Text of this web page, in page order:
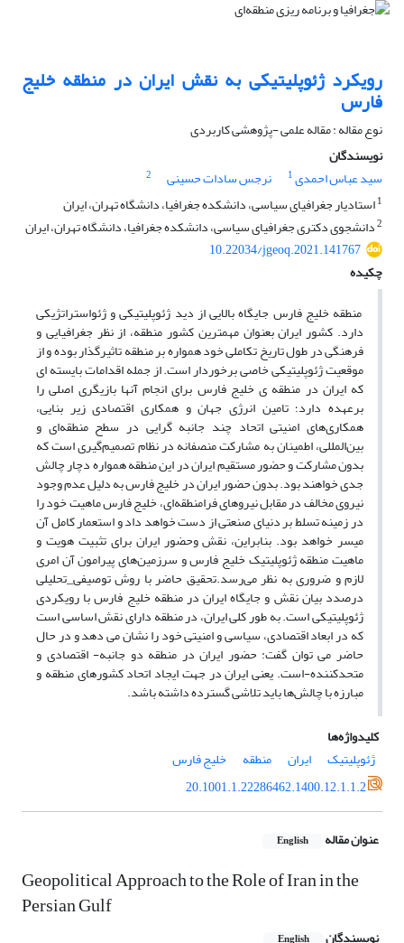
رویکرد ژئوپلیتیکی به نقش ایران در منطقه خلیج
فارس
نوع مقاله : مقاله علمی -پژوهشی کاربردی
نویسندگان
سید عباس احمدی1 نرجس سادات حسینی
2
1استادیار جغرافیای سیاسی، دانشکده جغرافیا، دانشگاه تهران، ایران
2دانشجوی دکتری جغرافیای سیاسی، دانشکده جغرافیا، دانشگاه تهران، ایران
10.22034/jgeoq.2021.141767
چکیده
منطقه خلیج فارس جایگاه بالایی از دید ژئوپلیتیکی و ژئواستراتژیکی
دارد. کشور ایران بعنوان مهمترین کشور منطقه، از نظر جغرافیایی و
فرهنگی در طول تاریخ تکاملی خود همواره بر منطقه تاثیر‌گذار بوده و از
موقعیت ژئوپلیتیکی خاصی برخوردار است. از جمله اقدامات بایسته ای
که ایران در منطقه ی خلیج فارس برای انجام آنها بازیگری اصلی را
برعهده دارد؛ تامین انرژی جهان و همکاری اقتصادی زیر بنایی،
همکاری‌های امنیتی اتحاد چند جانبه گرایی در سطح منطقه‌ای و
بین‌المللی، اطمینان به مشارکت منصفانه در نظام تصمیم‌گیری است که
بدون مشارکت و حضور مستقیم ایران در این منطقه همواره دچار چالش
جدی خواهند بود. بدون حضور ایران در خلیج فارس به دلیل عدم وجود
نیروی مخالف در مقابل نیروهای فرامنطقه‌ای، خلیج فارس ماهیت خود را
در زمینه تسلط بر دنیای صنعتی از دست خواهد داد و استعمار کامل آن
میسر خواهد بود. بنابراین، نقش وحضور ایران برای تثبیت هویت و
ماهیت منطقه ژئوپلیتیک خلیج فارس و سرزمین‌های پیرامون آن امری
لازم و ضروری به نظر می‌رسد.تحقیق حاضر با روش توصیفی_تحلیلی
درصدد بیان نقش و جایگاه ایران در منطقه خلیج فارس با رویکردی
ژئوپلیتیکی است. به طور کلی ایران، در منطقه دارای نقش اساسی است
که در ابعاد اقتصادی، سیاسی و امنیتی خود را نشان می دهد و در حال
حاضر می توان گفت: حضور ایران در منطقه دو جانبه- اقتصادی و
متحدکننده-است. یعنی ایران در جهت ایجاد اتحاد کشورهای منطقه و
مبارزه با چالش‌ها باید تلاشی گسترده داشته باشد.
کلیدواژه‌ها
ژئوپلیتیک
ایران منطقه
خلیج فارس
20.1001.1.22286462.1400.12.1.1.2
عنوان مقاله English
Geopolitical Approach to the Role of Iran in the
Persian Gulf